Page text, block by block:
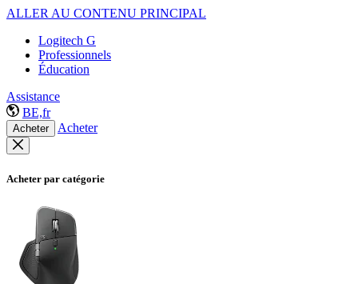
ALLER AU CONTENU PRINCIPAL
Logitech G
Professionnels
Éducation
Assistance
BE,fr
Acheter Acheter
Acheter par catégorie